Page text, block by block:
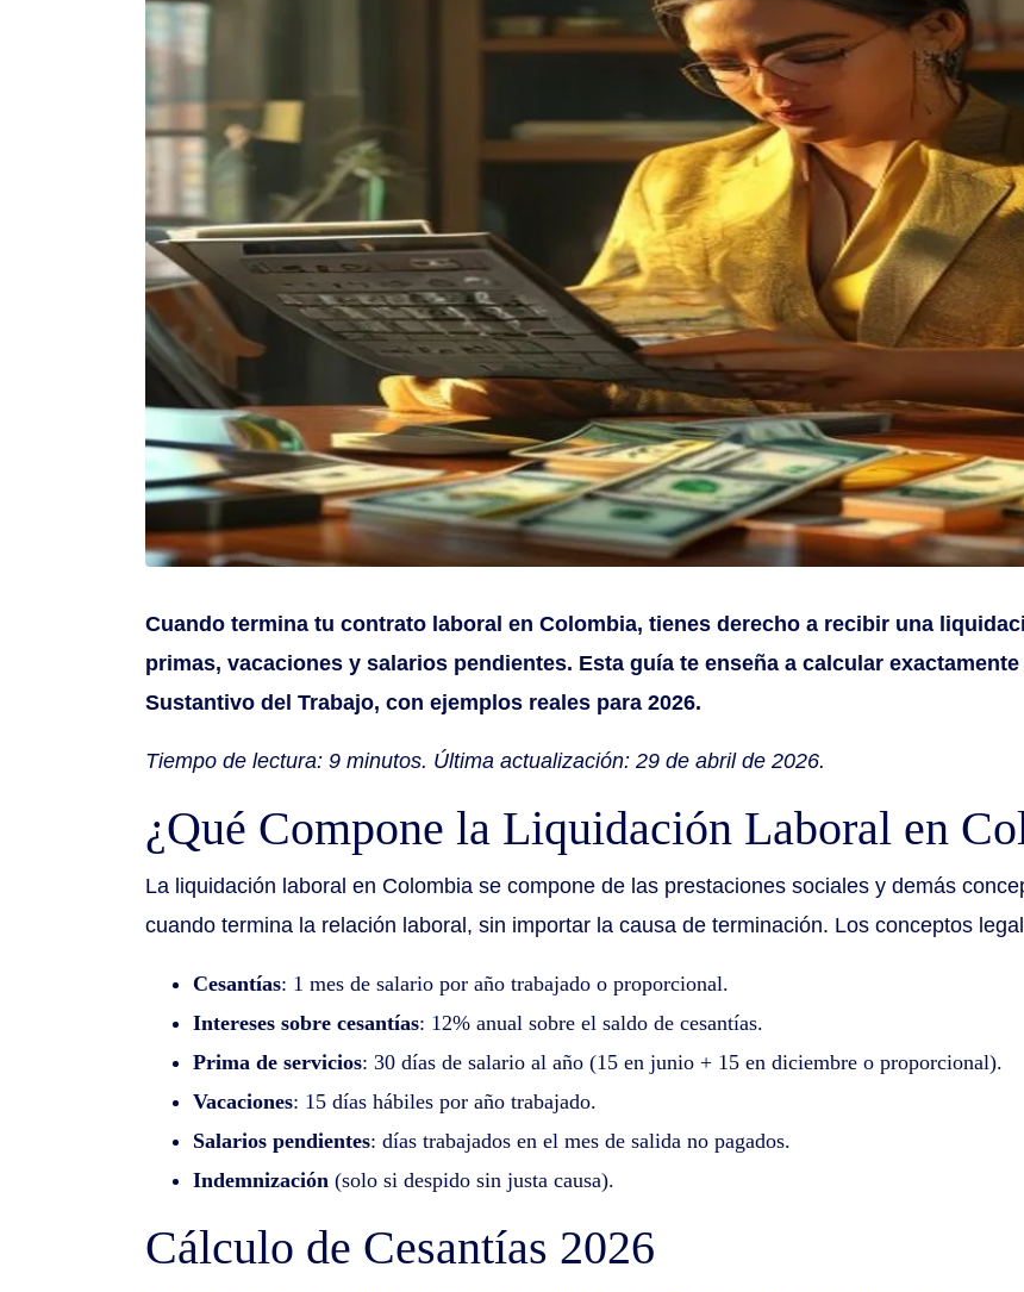
Cuando termina tu contrato laboral en Colombia, tienes derecho a recibir una
primas, vacaciones y salarios pendientes. Esta guía te enseña a calcular
Sustantivo del Trabajo, con ejemplos reales para 2026.
Tiempo de lectura: 9 minutos. Última actualización: 29 de abril de 2026.
¿Qué Compone la Liquidación Laboral en
La liquidación laboral en Colombia se compone de las prestaciones sociales y demás
cuando termina la relación laboral, sin importar la causa de terminación. Los conceptos
Cesantías: 1 mes de salario por año trabajado o proporcional.
Intereses sobre cesantías: 12% anual sobre el saldo de cesantías.
Prima de servicios: 30 días de salario al año (15 en junio + 15 en diciembre o proporcional).
Vacaciones: 15 días hábiles por año trabajado.
Salarios pendientes: días trabajados en el mes de salida no pagados.
Indemnización (solo si despido sin justa causa).
Cálculo de Cesantías 2026